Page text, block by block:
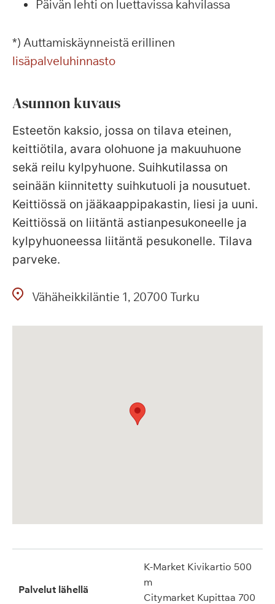
Päivän lehti on luettavissa kahvilassa
*) Auttamiskäynneistä erillinen
lisäpalveluhinnasto
Asunnon kuvaus
Esteetön kaksio, jossa on tilava eteinen,
keittiötila, avara olohuone ja makuuhuone
sekä reilu kylpyhuone. Suihkutilassa on
seinään kiinnitetty suihkutuoli ja nousutuet.
Keittiössä on jääkaappipakastin, liesi ja uuni.
Keittiössä on liitäntä astianpesukoneelle ja
kylpyhuoneessa liitäntä pesukonelle. Tilava
parveke.
Vähäheikkiläntie 1 20700 Turku
Palvelut lähellä
K-Market Kivikartio 500
m
Citymarket Kupittaa 700